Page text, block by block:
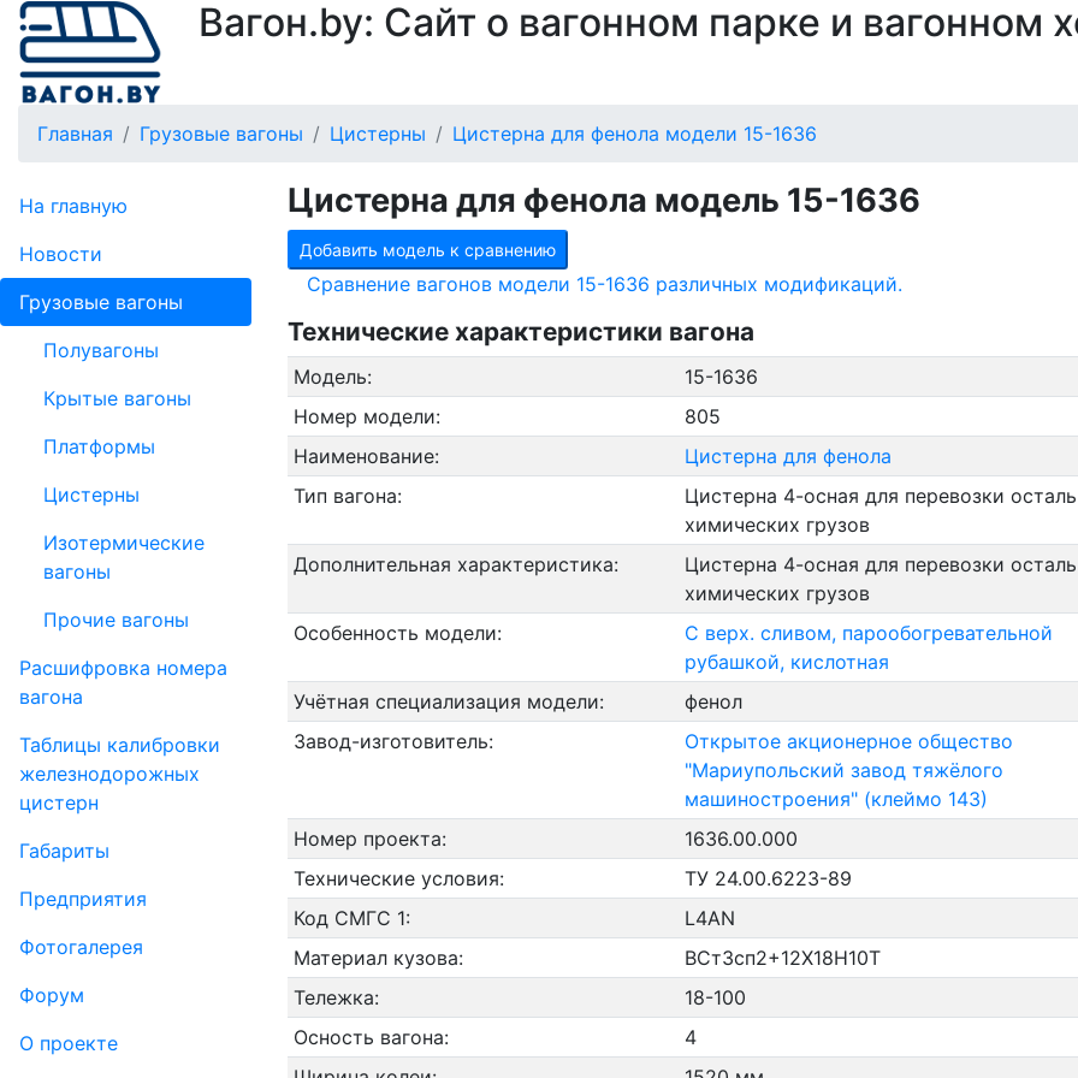
Вагон.by: Сайт о вагонном парке и вагонном
Главная Грузовые вагоны Цистерны Цистерна для фенола модели 15-1636
На главную
Новости
Грузовые вагоны
Полувагоны
Крытые вагоны
Платформы
Цистерны
Изотермические
вагоны
Прочие вагоны
Рас­шифров­ка номера
вагона
Таблицы калибровки
же­лезно­дорожных
цистерн
Габариты
Пред­прия­тия
Фо­то­га­ле­рея
Форум
О проекте
Цистерна для фенола модель 15-1636
Добавить модель к сравнению
Сравнение вагонов модели 15-1636 различных модификаций.
Технические характеристики вагона
Модель:
15-1636
Номер модели:
805
Наименование:
Цистерна для фенола
Тип вагона:
Цистерна 4-осная для перевозки
химических грузов
Дополнительная характеристика:
Цистерна 4-осная для перевозки
химических грузов
Особенность модели:
С верх. сливом, парообогревательной
рубашкой, кислотная
Учётная специализация модели:
фенол
Завод-изготовитель:
Открытое акционерное общество
"Мариупольский завод тяжёлого
машиностроения" (клеймо 143)
Номер проекта:
1636.00.000
Технические условия:
ТУ 24.00.6223-89
Код СМГС 1:
L4AN
Материал кузова:
ВСт3сп2+12Х18Н10Т
Тележка:
18-100
Осность вагона:
4